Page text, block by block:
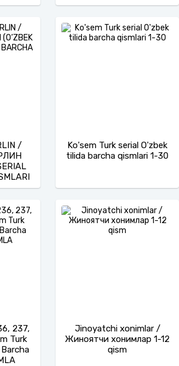
/
Ko'sem Turk serial O'zbek
tilida barcha qismlari 1-30
237,
Turk
Jinoyatchi xonimlar /
Жиноятчи хонимлар 1-12
qism